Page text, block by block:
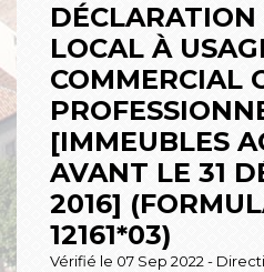
LOCAL À
COMMERCIAL
[IMMEUBLES
AVANT LE 31
2016]
12161*03)
Vérifié le 07 Sep 2022 -